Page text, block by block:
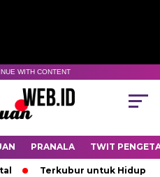
WITH CONTENT
PRANALA TWIT
Terkubur untuk Hidup